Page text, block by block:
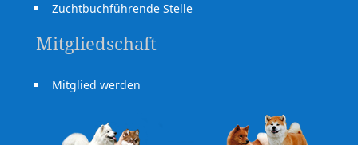
Zuchtbuchführende Stelle
Mitgliedschaft
Mitglied werden